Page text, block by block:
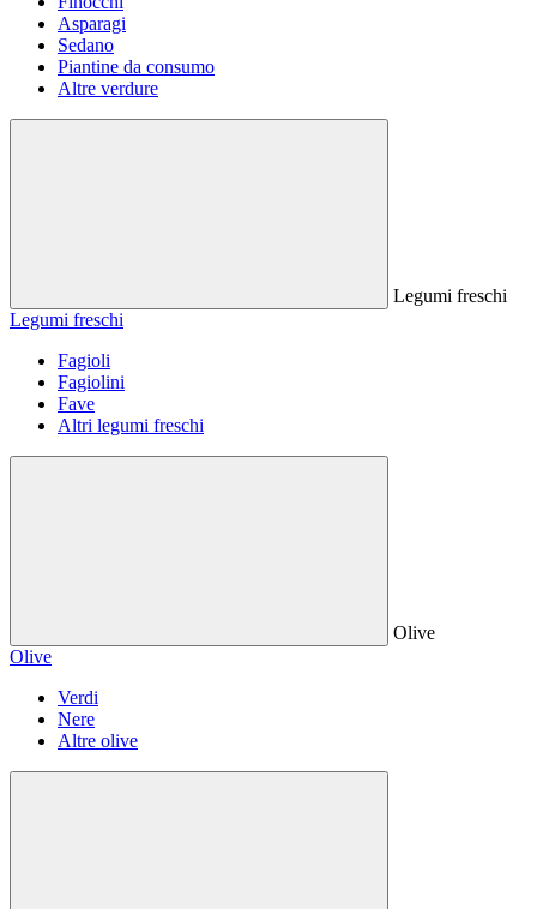
Asparagi
Sedano
Piantine da consumo
Altre verdure
Legumi freschi
Legumi freschi
Fagioli
Fagiolini
Fave
Altri legumi freschi
Olive
Olive
Verdi
Nere
Altre olive